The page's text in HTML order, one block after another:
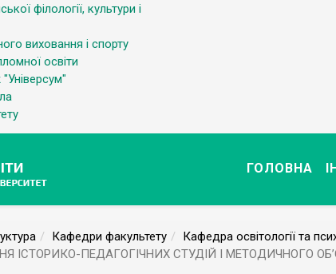
філології, культури і
виховання і спорту
освіти
ГОЛОВНА
Кафедри факультету Кафедра освітології та
ІСТОРИКО-ПЕДАГОГІЧНИХ СТУДІЙ І МЕТОДИЧНОГО